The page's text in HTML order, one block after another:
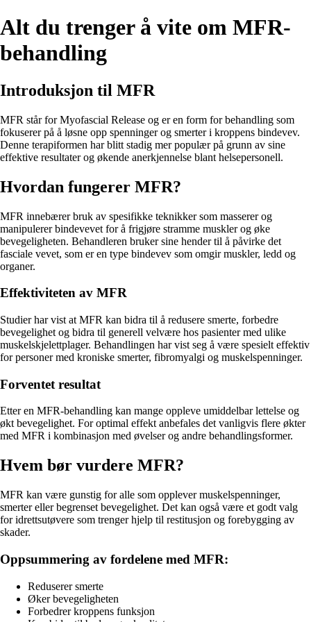
Alt du trenger å vite om MFR-
behandling
Introduksjon til MFR
MFR står for Myofascial Release og er en form for behandling som
fokuserer på å løsne opp spenninger og smerter i kroppens bindevev.
Denne terapiformen har blitt stadig mer populær på grunn av sine
effektive resultater og økende anerkjennelse blant helsepersonell.
Hvordan fungerer MFR?
MFR innebærer bruk av spesifikke teknikker som masserer og
manipulerer bindevevet for å frigjøre stramme muskler og øke
bevegeligheten. Behandleren bruker sine hender til å påvirke det
fasciale vevet, som er en type bindevev som omgir muskler, ledd og
organer.
Effektiviteten av MFR
Studier har vist at MFR kan bidra til å redusere smerte, forbedre
bevegelighet og bidra til generell velvære hos pasienter med ulike
muskelskjelettplager. Behandlingen har vist seg å være spesielt effektiv
for personer med kroniske smerter, fibromyalgi og muskelspenninger.
Forventet resultat
Etter en MFR-behandling kan mange oppleve umiddelbar lettelse og
økt bevegelighet. For optimal effekt anbefales det vanligvis flere økter
med MFR i kombinasjon med øvelser og andre behandlingsformer.
Hvem bør vurdere MFR?
MFR kan være gunstig for alle som opplever muskelspenninger,
smerter eller begrenset bevegelighet. Det kan også være et godt valg
for idrettsutøvere som trenger hjelp til restitusjon og forebygging av
skader.
Oppsummering av fordelene med MFR:
Reduserer smerte
Øker bevegeligheten
Forbedrer kroppens funksjon